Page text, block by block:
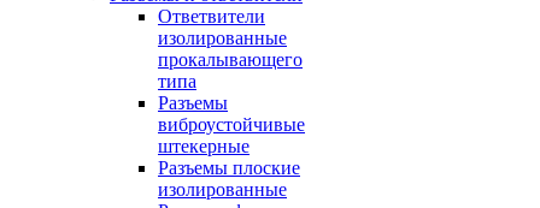
Ответвители
изолированные
прокалывающего
типа
Разъемы
виброустойчивые
штекерные
Разъемы плоские
изолированные